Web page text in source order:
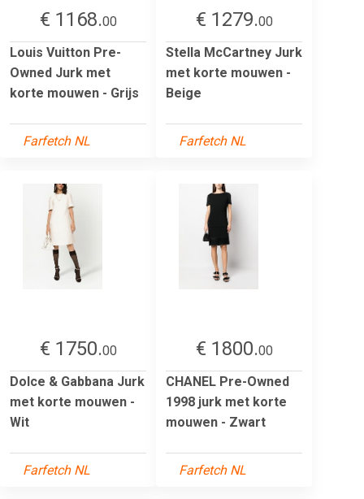
€ 1168.00
Louis Vuitton Pre-
Owned Jurk met
korte mouwen - Grijs
Farfetch NL
€ 1279.00
Stella McCartney Jurk
met korte mouwen -
Beige
Farfetch NL
€ 1750.00
Dolce & Gabbana Jurk
met korte mouwen -
Wit
Farfetch NL
€ 1800.00
CHANEL Pre-Owned
1998 jurk met korte
mouwen - Zwart
Farfetch NL